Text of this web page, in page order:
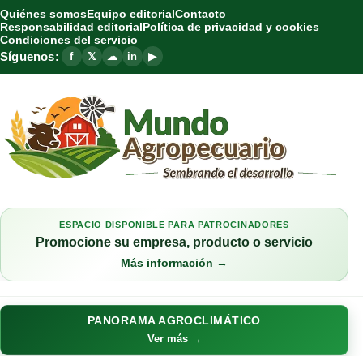
Quiénes somosEquipo editorialContacto
Responsabilidad editorialPolítica de privacidad y cookies
Condiciones del servicio
Síguenos: f 𝕏 ☁ in ▶
ESPACIO DISPONIBLE PARA PATROCINADORES
Promocione su empresa, producto o servicio
Más información →
PANORAMA AGROCLIMÁTICO
Ver más →